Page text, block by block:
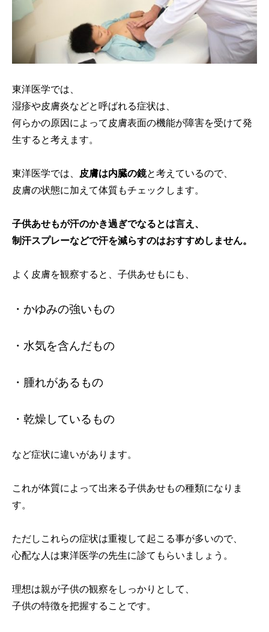
東洋医学では、
湿疹や皮膚炎などと呼ばれる症状は、
何らかの原因によって皮膚表面の機能が障害を受けて発
生すると考えます。
東洋医学では、 皮膚は内臓の鏡と考えているので、
皮膚の状態に加えて体質もチェックします。
子供あせもが汗のかき過ぎでなるとは言え、
制汗スプレーなどで汗を減らすのはおすすめしません。
よく皮膚を観察すると、子供あせもにも、
・かゆみの強いもの
・水気を含んだもの
・腫れがあるもの
・乾燥しているもの
など症状に違いがあります。
これが体質によって出来る子供あせもの種類になりま
す。
ただしこれらの症状は重複して起こる事が多いので、
心配な人は東洋医学の先生に診てもらいましょう。
理想は親が子供の観察をしっかりとして、
子供の特徴を把握することです。